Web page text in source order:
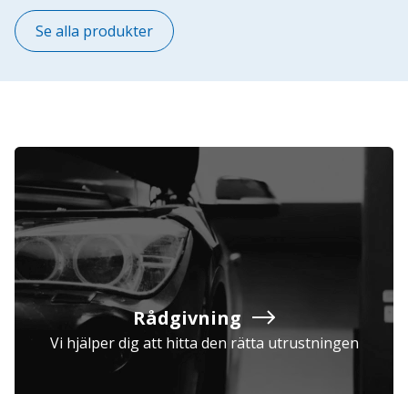
Se alla produkter
Rådgivning
Vi hjälper dig att hitta den rätta utrustningen